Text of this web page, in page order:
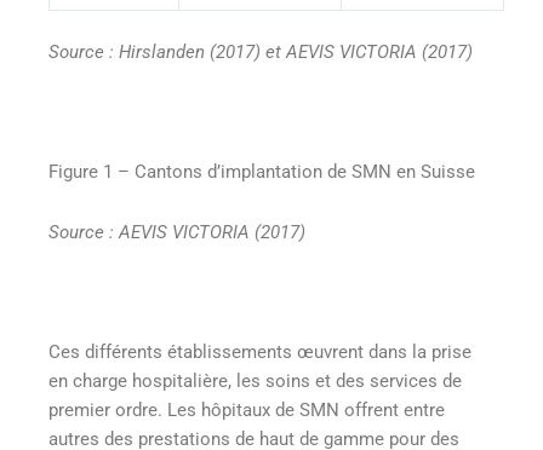
Source : Hirslanden (2017) et AEVIS VICTORIA (2017)
Figure 1 – Cantons d’implantation de SMN en Suisse
Source : AEVIS VICTORIA (2017)
Ces différents établissements œuvrent dans la prise
en charge hospitalière, les soins et des services de
premier ordre. Les hôpitaux de SMN offrent entre
autres des prestations de haut de gamme pour des